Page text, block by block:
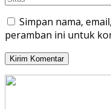
Simpan nama,
peramban ini untuk